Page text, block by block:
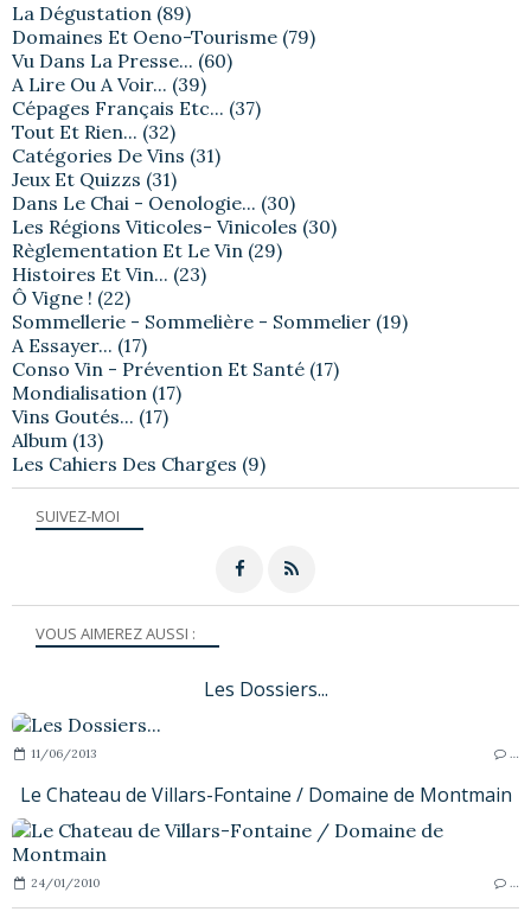
SUIVEZ-MOI
VOUS AIMEREZ AUSSI :
Les Dossiers...
11/06/2013 …
Le Chateau de Villars-Fontaine / Domaine de Montmain
24/01/2010 …
La Dégustation (89)
Domaines Et Oeno-Tourisme (79)
Vu Dans La Presse... (60)
A Lire Ou A Voir... (39)
Cépages Français Etc... (37)
Tout Et Rien... (32)
Catégories De Vins (31)
Jeux Et Quizzs (31)
Dans Le Chai - Oenologie... (30)
Les Régions Viticoles- Vinicoles (30)
Règlementation Et Le Vin (29)
Histoires Et Vin... (23)
Ô Vigne ! (22)
Sommellerie - Sommelière - Sommelier (19)
A Essayer... (17)
Conso Vin - Prévention Et Santé (17)
Mondialisation (17)
Vins Goutés... (17)
Album (13)
Les Cahiers Des Charges (9)